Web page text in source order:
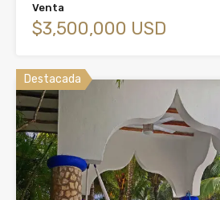
Venta
$3,500,000 USD
Destacada